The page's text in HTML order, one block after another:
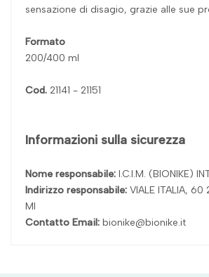
sensazione di disagio, grazie alle sue
Formato
200/400 ml
Cod. 21141 - 21151
Informazioni sulla sicurezza
Nome responsabile: I.C.I.M. (BIONIKE)
Indirizzo responsabile: VIALE ITALIA, 60
MI
Contatto Email: bionike@bionike.it